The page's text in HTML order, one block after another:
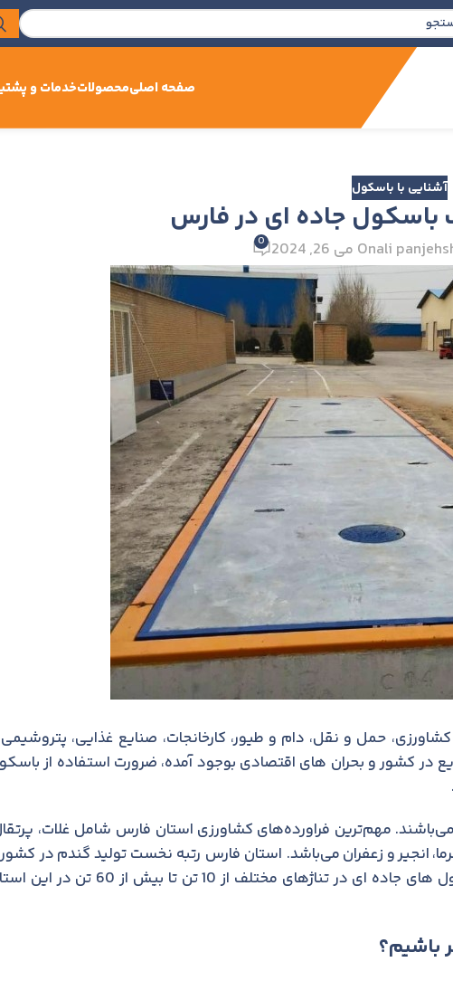
صفحه اصلیمحصولاتخدمات و
آشنایی با باسکول
باسکول جاده ای در فارس
aliOn می 26, 2024 0
حمل و نقل، دام و طیور، کارخانجات، صنایع غذایی،
در کشور و بحران های اقتصادی بوجود آمده، ضرورت استفاده از
مهم‌ترین فراورده‌های کشاورزی استان فارس شامل غلات،
انجیر و زعفران می‌باشد. استان فارس رتبه نخست تولید گندم در کشور
به خود اختصاص داده‌است. از این بابت نیاز به انواع باسکول های جاده ای در تناژهای مختلف از 10 تن تا بیش از
باشیم؟